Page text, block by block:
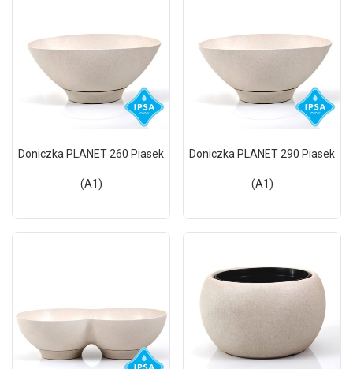
Doniczka PLANET 260 Piasek
(A1)
Doniczka PLANET 290 Piasek
(A1)